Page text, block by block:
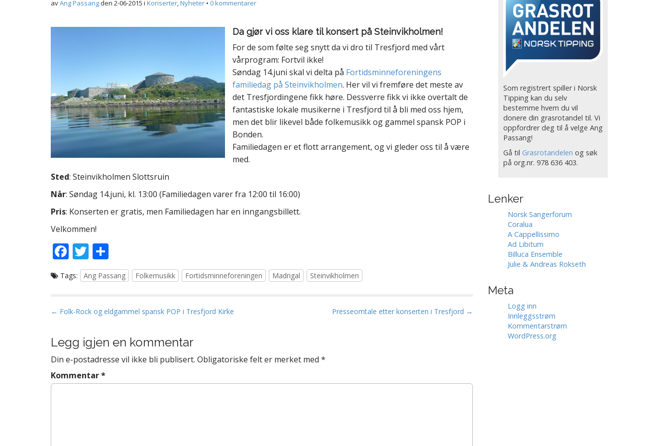
avAng Passangden 2-06-2015 i Konserter,Nyheter • 0 kommentarer
Da gjør vi oss klare til konsert på Steinvikholmen!
For de som følte seg snytt da vi dro til Tresfjord med vårt
vårprogram: Fortvil ikke!
Søndag 14.juni skal vi delta på Fortidsminneforeningens
familiedag på Steinvikholmen. Her vil vi fremføre det meste av
det Tresfjordingene fikk høre. Dessverre fikk vi ikke overtalt de
fantastiske lokale musikerne i Tresfjord til å bli med oss hjem,
men det blir likevel både folkemusikk og gammel spansk POP i
Bonden.
Familiedagen er et flott arrangement, og vi gleder oss til å være
med.
Sted: Steinvikholmen Slottsruin
Når: Søndag 14.juni, kl. 13:00 (Familiedagen varer fra 12:00 til 16:00)
Pris: Konserten er gratis, men Familiedagen har en inngangsbillett.
Velkommen!
F
ac
e
o
k
T
w
itt
h
ar
Tags: Ang Passang Folkemusikk Fortidsminneforeningen Madrigal Steinvikholmen
P
s
t
n
a
v
← Folk-Rock og eldgammel spansk POP i Tresfjord Kirke Presseomtale etter konserten i Tresfjord →
Legg igjen en kommentar
Din e-postadresse vil ikke bli publisert. Obligatoriske felt er merket med *
Kommentar*
Som registrert spiller i Norsk
Tipping kan du selv
bestemme hvem du vil
donere din grasrotandel til. Vi
oppfordrer deg til å velge Ang
Passang!
Gå til Grasrotandelen og søk
på org.nr. 978 636 403.
Lenker
Norsk Sangerforum
Coralua
A Cappellissimo
Ad Libitum
Billuca Ensemble
Julie & Andreas Rokseth
Meta
Logg inn
Innleggsstrøm
Kommentarstrøm
WordPress.org